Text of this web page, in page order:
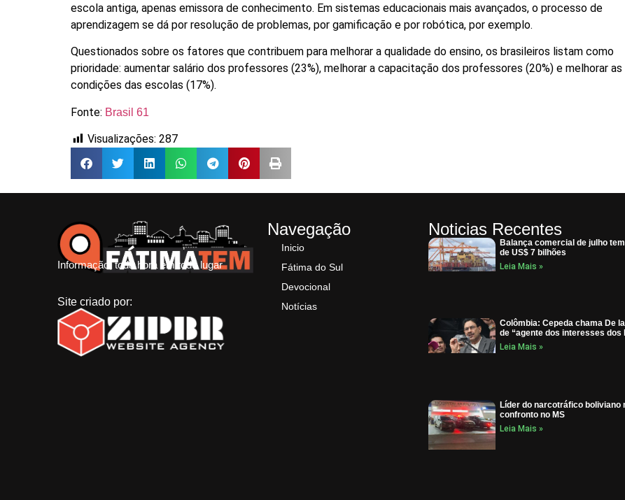
escola antiga, apenas emissora de conhecimento. Em sistemas educacionais mais avançados, o processo de
aprendizagem se dá por resolução de problemas, por gamificação e por robótica, por exemplo.
Questionados sobre os fatores que contribuem para melhorar a qualidade do ensino, os brasileiros listam como
prioridade: aumentar salário dos professores (23%), melhorar a capacitação dos professores (20%) e melhorar as
condições das escolas (17%).
Fonte: Brasil 61
Visualizações: 287
Informação, toda hora em todo lugar
Site criado por:
Navegação
Inicio
Fátima do Sul
Devocional
Notícias
Noticias Recentes
Balança comercial de julho
de US$ 7 bilhões
Leia Mais »
Colômbia: Cepeda chama De
de “agente dos interesses dos
Leia Mais »
Líder do narcotráfico boliviano
confronto no MS
Leia Mais »